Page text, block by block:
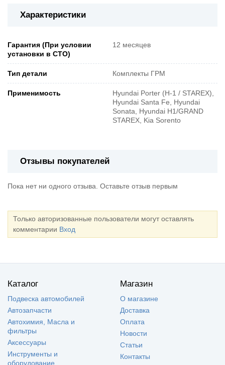
Характеристики
Гарантия (При условии
установки в СТО)
12 месяцев
Тип детали Комплекты ГРМ
Применимость
Hyundai Porter (H-1 / STAREX),
Hyundai Santa Fe, Hyundai
Sonata, Hyundai H1/GRAND
STAREX, Kia Sorento
Отзывы покупателей
Пока нет ни одного отзыва. Оставьте отзыв первым
Только авторизованные пользователи могут оставлять
комментарии Вход
Каталог
Подвеска автомобилей
Автозапчасти
Автохимия, Масла и
фильтры
Аксессуары
Инструменты и
оборудование
Магазин
О магазине
Доставка
Оплата
Новости
Статьи
Контакты